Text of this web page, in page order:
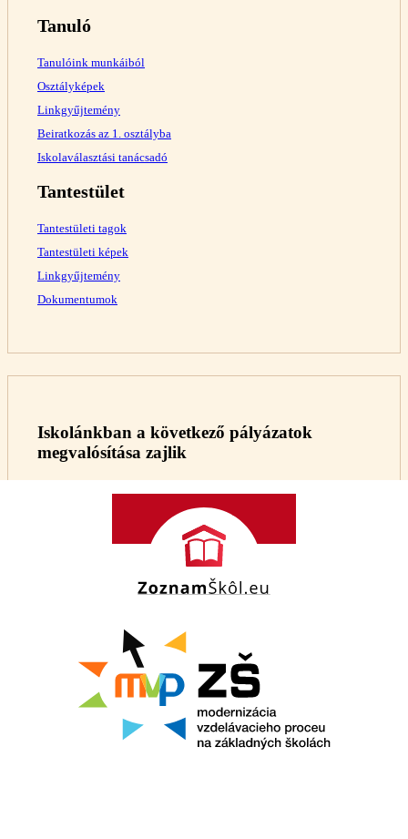
Tanuló
Tanulóink munkáiból
Osztályképek
Linkgyűjtemény
Beiratkozás az 1. osztályba
Iskolaválasztási tanácsadó
Tantestület
Tantestületi tagok
Tantestületi képek
Linkgyűjtemény
Dokumentumok
Iskolánkban a következő pályázatok
megvalósítása zajlik